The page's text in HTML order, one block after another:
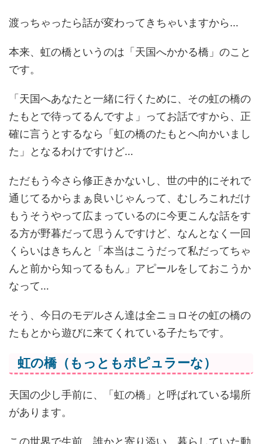
渡っちゃったら話が変わってきちゃいますから…
本来、虹の橋というのは「天国へかかる橋」のこと
です。
「天国へあなたと一緒に行くために、その虹の橋の
たもとで待ってるんですよ」ってお話ですから、正
確に言うとするなら「虹の橋のたもとへ向かいまし
た」となるわけですけど…
ただもう今さら修正きかないし、世の中的にそれで
通じてるからまぁ良いじゃんって、むしろこれだけ
もうそうやって広まっているのに今更こんな話をす
る方が野暮だって思うんですけど、なんとなく一回
くらいはきちんと「本当はこうだって私だってちゃ
んと前から知ってるもん」アピールをしておこうか
なって…
そう、今日のモデルさん達は全ニョロその虹の橋の
たもとから遊びに来てくれている子たちです。
虹の橋（もっともポピュラーな）
天国の少し手前に、「虹の橋」と呼ばれている場所
があります。
この世界で生前、誰かと寄り添い、暮らしていた動